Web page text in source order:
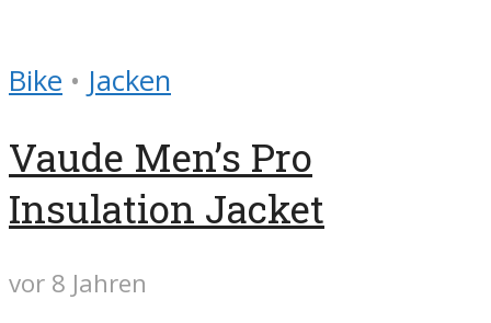
Bike • Jacken
Vaude Men’s Pro
Insulation Jacket
vor 8 Jahren